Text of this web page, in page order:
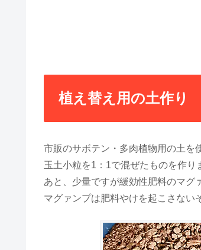
植え替え用の土作り
市販のサボテン・多肉植物用の土を
玉土小粒を1：1で混ぜたものを作り
あと、少量ですが緩効性肥料のマグ
マグァンプは肥料やけを起こさない